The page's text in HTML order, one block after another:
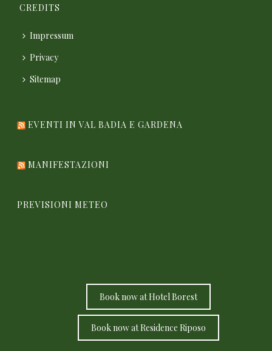
CREDITS
Impressum
Privacy
Sitemap
EVENTI IN VAL BADIA E GARDENA
MANIFESTAZIONI
PREVISIONI METEO
Book now at Hotel Borest
Book now at Residence Riposo